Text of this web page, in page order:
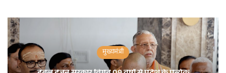
मुख्यमंत्री